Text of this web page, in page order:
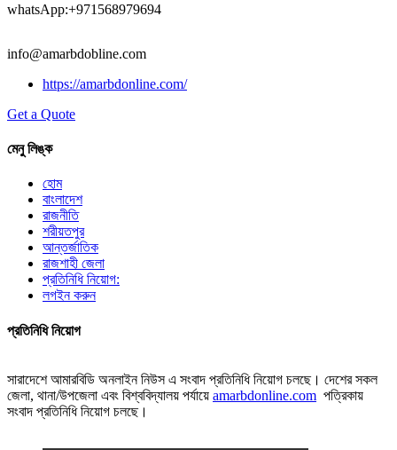
whatsApp:+971568979694
info@amarbdobline.com
https://amarbdonline.com/
Get a Quote
মেনু লিঙ্ক
হোম
বাংলাদেশ
রাজনীতি
শরীয়তপুর
আন্তর্জাতিক
রাজশাহী জেলা
প্রতিনিধি নিয়োগ:
লগইন করুন
প্রতিনিধি নিয়োগ
সারাদেশে আমারবিডি অনলাইন নিউস এ সংবাদ প্রতিনিধি নিয়োগ চলছে। দেশের সকল
জেলা, থানা/উপজেলা এবং বিশ্ববিদ্যালয় পর্যায়ে amarbdonline.com পত্রিকায়
সংবাদ প্রতিনিধি নিয়োগ চলছে।